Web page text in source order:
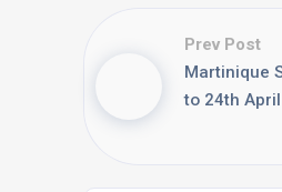
Prev Post
Martinique
to 24th